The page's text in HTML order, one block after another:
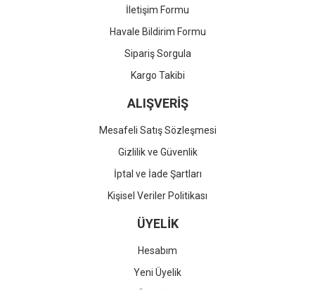
İletişim Formu
Havale Bildirim Formu
Sipariş Sorgula
Kargo Takibi
ALIŞVERİŞ
Mesafeli Satış Sözleşmesi
Gizlilik ve Güvenlik
İptal ve İade Şartları
Kişisel Veriler Politikası
ÜYELİK
Hesabım
Yeni Üyelik